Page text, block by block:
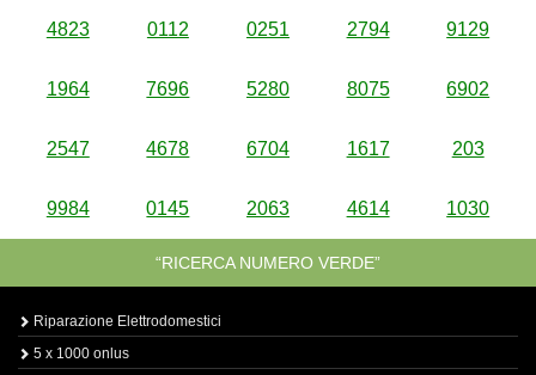
4823 0112 0251 2794 9129
1964 7696 5280 8075 6902
2547 4678 6704 1617 203
9984 0145 2063 4614 1030
“RICERCA NUMERO VERDE”
Riparazione Elettrodomestici
5 x 1000 onlus